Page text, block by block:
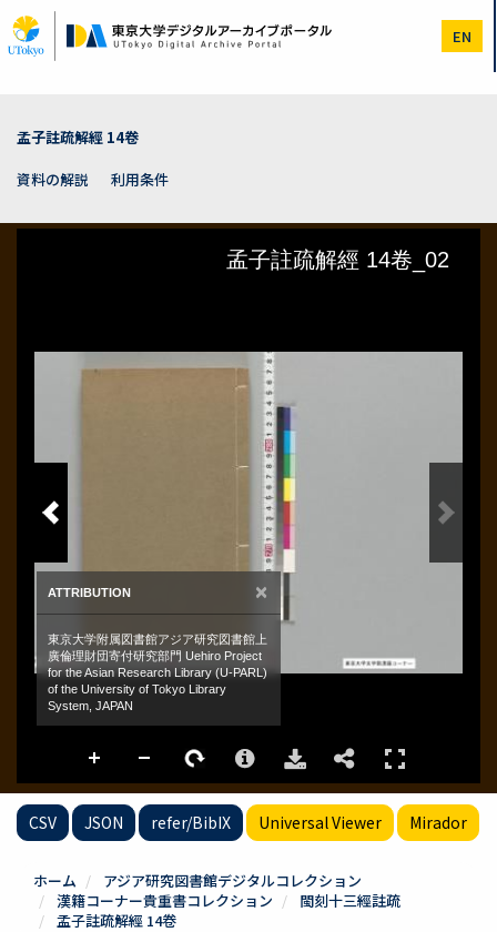
イ
ン
EN
孟子註疏解經 14卷
資料の解説
利用条件
CSV JSON refer/BibIX Universal Viewer Mirador
ホーム
アジア研究図書館デジタルコレクション
漢籍コーナー貴重書コレクション
閩刻十三經註疏
孟子註疏解經 14卷